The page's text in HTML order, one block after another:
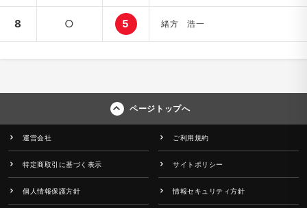
8 ○ 5 緒方 浩一
ページトップへ
運営会社 ご利用規約
特定商取引に基づく表示 サイトポリシー
個人情報保護方針 情報セキュリティ方針